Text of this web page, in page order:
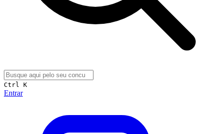
Ctrl K
Entrar